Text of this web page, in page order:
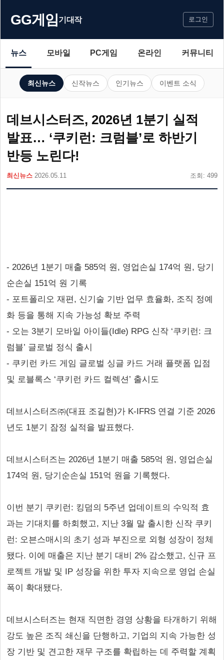
GG게임기대작 로그인
뉴스 모바일 PC게임 온라인 커뮤니티
최신뉴스 신작뉴스 인기뉴스 이벤트 소식
데브시스터즈, 2026년 1분기 실적
발표… ‘쿠키런: 크럼블’로 하반기
반등 노린다!
최신뉴스 2026.05.11 조회: 499
- 2026년 1분기 매출 585억 원, 영업손실 174억 원, 당기
순손실 151억 원 기록
- 포트폴리오 재편, 신기술 기반 업무 효율화, 조직 정예
화 등을 통해 지속 가능성 확보 주력
- 오는 3분기 모바일 아이들(Idle) RPG 신작 ‘쿠키런: 크
럼블’ 글로벌 정식 출시
- 쿠키런 카드 게임 글로벌 싱글 카드 거래 플랫폼 입점
및 로블록스 ‘쿠키런 카드 컬렉션’ 출시도
데브시스터즈㈜(대표 조길현)가 K-IFRS 연결 기준 2026
년도 1분기 잠정 실적을 발표했다.
데브시스터즈는 2026년 1분기 매출 585억 원, 영업손실
174억 원, 당기순손실 151억 원을 기록했다.
이번 분기 쿠키런: 킹덤의 5주년 업데이트의 수익적 효
과는 기대치를 하회했고, 지난 3월 말 출시한 신작 쿠키
런: 오븐스매시의 초기 성과 부진으로 외형 성장이 정체
됐다. 이에 매출은 지난 분기 대비 2% 감소했고, 신규 프
로젝트 개발 및 IP 성장을 위한 투자 지속으로 영업 손실
폭이 확대됐다.
데브시스터즈는 현재 직면한 경영 상황을 타개하기 위해
강도 높은 조직 쇄신을 단행하고, 기업의 지속 가능한 성
장 기반 및 견고한 재무 구조를 확립하는 데 주력할 계획